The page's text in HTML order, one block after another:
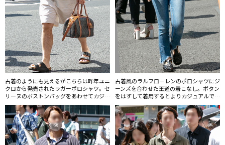
古着のようにも見えるがこちらは昨年ユニ
クロから発売されたラガーポロシャツ。セ
リーヌのボストンバッグをあわせてカジュ
アルアップ。
古着風のラルフローレンのポロシャツにジ
ーンズを合わせた王道の着こなし。ボタン
をはずして着用するとよりカジュアルでラ
フな印象になる。